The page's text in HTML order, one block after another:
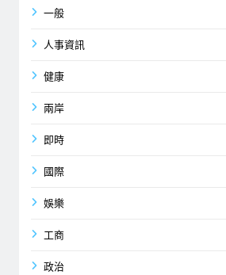
一般
人事資訊
健康
兩岸
即時
國際
娛樂
工商
政治